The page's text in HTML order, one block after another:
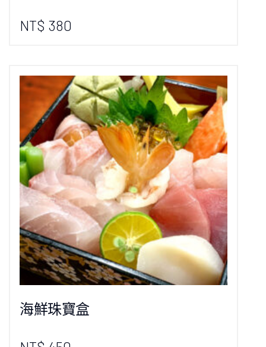
NT$ 380
海鮮珠寶盒